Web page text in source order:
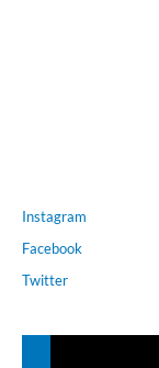
Instagram
Facebook
Twitter